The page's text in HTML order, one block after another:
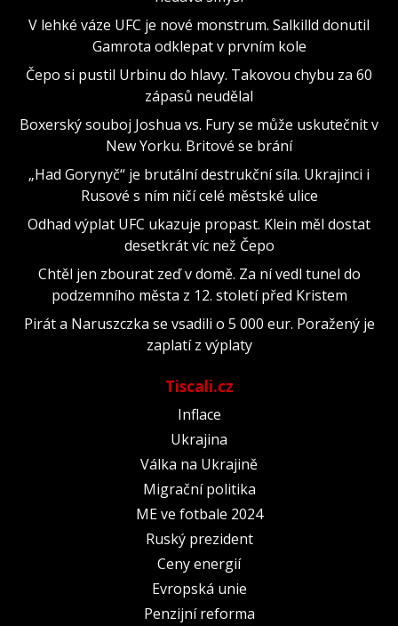
V lehké váze UFC je nové monstrum. Salkilld donutil
Gamrota odklepat v prvním kole
Čepo si pustil Urbinu do hlavy. Takovou chybu za 60
zápasů neudělal
Boxerský souboj Joshua vs. Fury se může uskutečnit v
New Yorku. Britové se brání
„Had Gorynyč“ je brutální destrukční síla. Ukrajinci i
Rusové s ním ničí celé městské ulice
Odhad výplat UFC ukazuje propast. Klein měl dostat
desetkrát víc než Čepo
Chtěl jen zbourat zeď v domě. Za ní vedl tunel do
podzemního města z 12. století před Kristem
Pirát a Naruszczka se vsadili o 5 000 eur. Poražený je
zaplatí z výplaty
Tiscali.cz
Inflace
Ukrajina
Válka na Ukrajině
Migrační politika
ME ve fotbale 2024
Ruský prezident
Ceny energií
Evropská unie
Penzijní reforma